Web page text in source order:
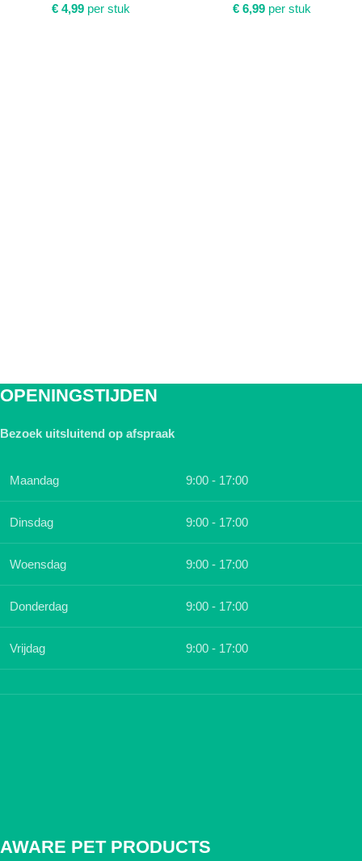
€4,99 per stuk €6,99 per stuk
OPENINGSTIJDEN
Bezoek uitsluitend op afspraak
Maandag 9:00 - 17:00
Dinsdag 9:00 - 17:00
Woensdag 9:00 - 17:00
Donderdag 9:00 - 17:00
Vrijdag 9:00 - 17:00
AWARE PET PRODUCTS